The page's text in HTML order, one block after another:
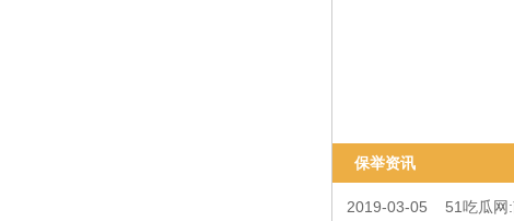
保举资讯
2019-03-05 51吃瓜网